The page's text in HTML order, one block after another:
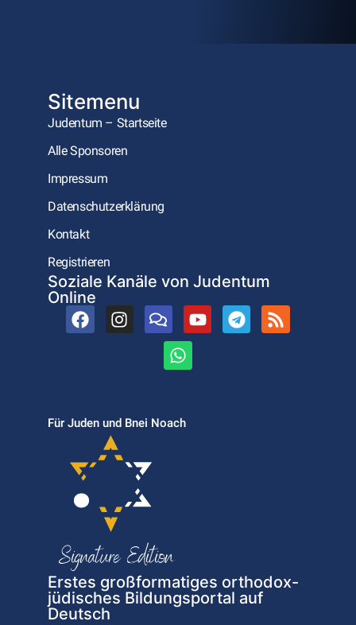
Sitemenu
Judentum – Startseite
Alle Sponsoren
Impressum
Datenschutzerklärung
Kontakt
Registrieren
Soziale Kanäle von Judentum
Online
Für Juden und Bnei Noach
Erstes großformatiges orthodox-
jüdisches Bildungsportal auf
Deutsch